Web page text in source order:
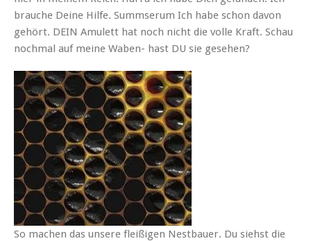
brauche Deine Hilfe. Summserum Ich habe schon davon
gehört. DEIN Amulett hat noch nicht die volle Kraft. Schau
nochmal auf meine Waben- hast DU sie gesehen?
So machen das unsere fleißigen Nestbauer. Du siehst die